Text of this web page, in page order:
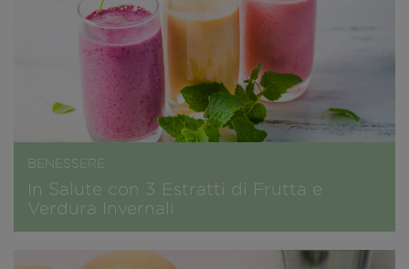
BENESSERE
In Salute con 3 Estratti di Frutta e
Verdura Invernali